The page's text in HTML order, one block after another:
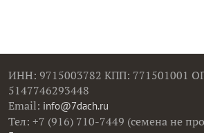
ИНН: 9715003782 КПП: 771501001
5147746293448
Email: info@7dach.ru
Тел: +7 (916) 710-7449 (семена не